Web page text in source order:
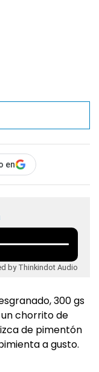
en
by Thinkindot Audio
300 gs
chorrito de
de pimentón
a gusto.